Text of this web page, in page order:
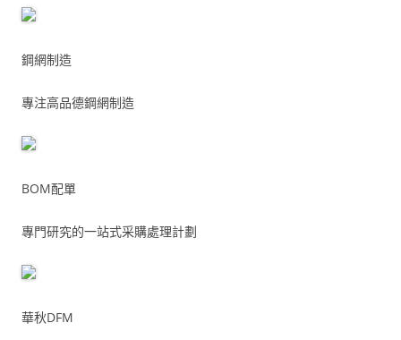
鋼網制造
專注高品德鋼網制造
BOM配單
專門研究的一站式采購處理計劃
華秋DFM